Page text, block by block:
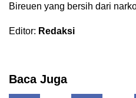
Bireuen yang bersih dari
Editor: Redaksi
Baca Juga